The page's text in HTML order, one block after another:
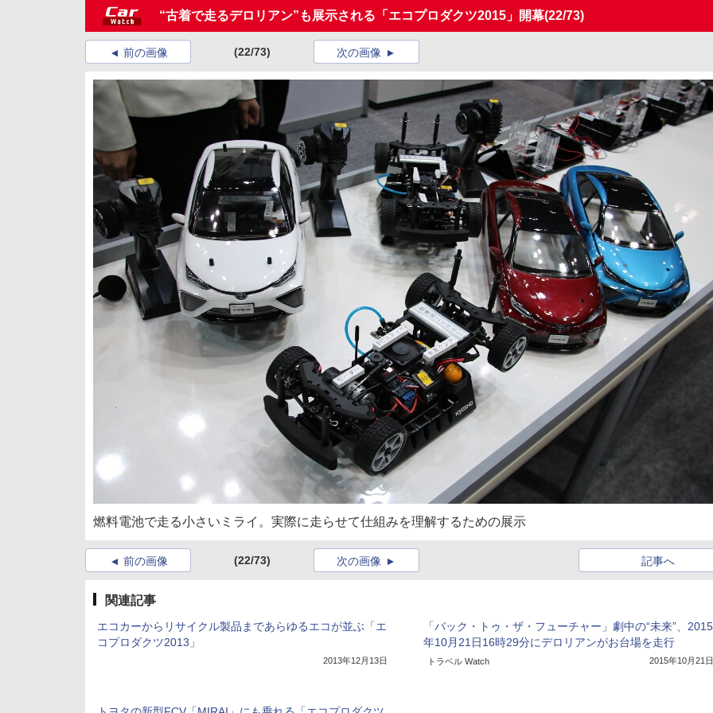
“古着で走るデロリアン”も展示される「エコプロダクツ2015」開幕(22/73)
前の画像 (22/73) 次の画像
燃料電池で走る小さいミライ。実際に走らせて仕組みを理解するための展示
前の画像 (22/73) 記事へ
次の画像
関連記事
エコカーからリサイクル製品まであらゆるエコが並ぶ「エ
コプロダクツ2013」
2013年12月13日
「バック・トゥ・ザ・フューチャー」劇中の“未来”、2015
年10月21日16時29分にデロリアンがお台場を走行
トラベル Watch 2015年10月21日